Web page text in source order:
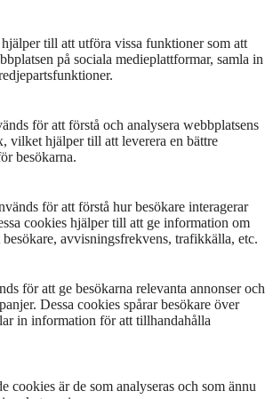
till att utföra vissa funktioner som att
på sociala medieplattformar, samla in
för att förstå och analysera webbplatsens
vilket hjälper till att leverera en bättre
besökarna.
för att förstå hur besökare interagerar
cookies hjälper till att ge information om
avvisningsfrekvens, trafikkälla, etc.
för att ge besökarna relevanta annonser och
Dessa cookies spårar besökare över
in information för att tillhandahålla
cookies är de som analyseras och som ännu